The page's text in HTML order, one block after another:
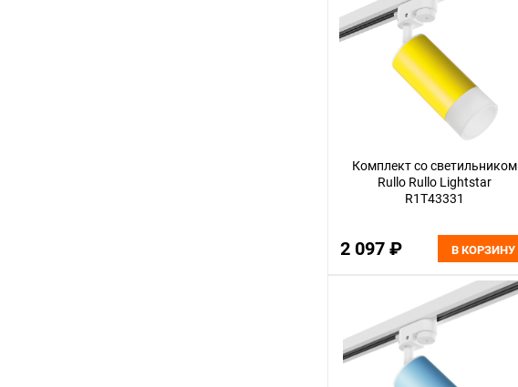
Комплект со светильником
Rullo Rullo Lightstar
R1T43331
2 097 ₽ В КОРЗИНУ